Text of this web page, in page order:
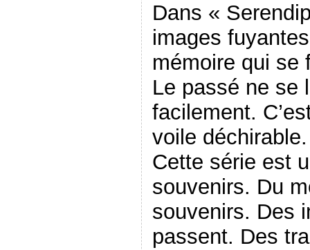
Dans «
images
mémoire qui se
Le passé ne se
facilement.
voile
Cette série est
souvenirs. Du
souvenirs. Des
passent. Des